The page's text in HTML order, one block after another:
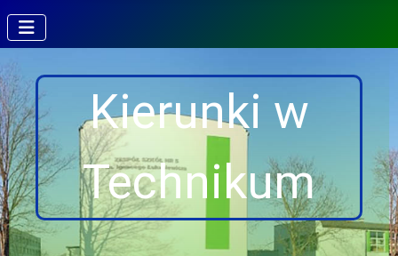
Kierunki w
Technikum